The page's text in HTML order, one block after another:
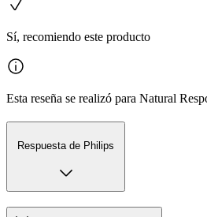
Sí, recomiendo este producto
Esta reseña se realizó para Natural
Respuesta de Philips